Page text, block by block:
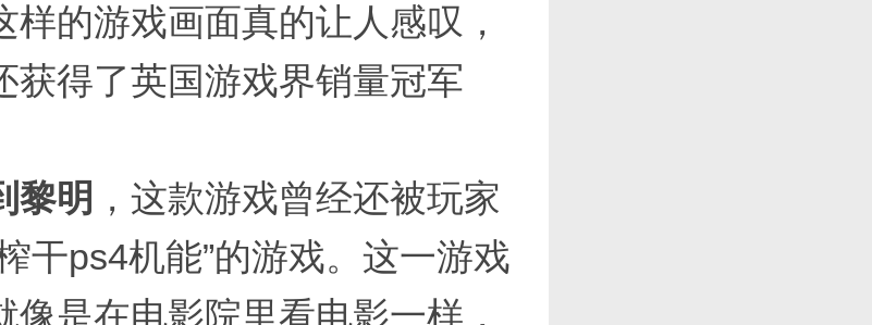
样的游戏画面真的让人感叹，
获得了英国游戏界销量冠军
黎明 ，这款游戏曾经还被玩家
干ps4机能”的游戏。这一游戏
像是在电影院里看电影一样，